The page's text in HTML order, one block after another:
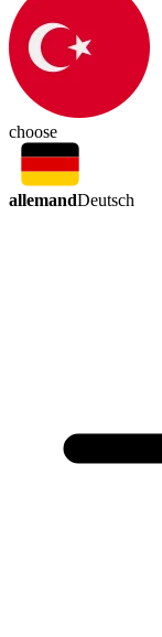
choose
allemandDeutsch